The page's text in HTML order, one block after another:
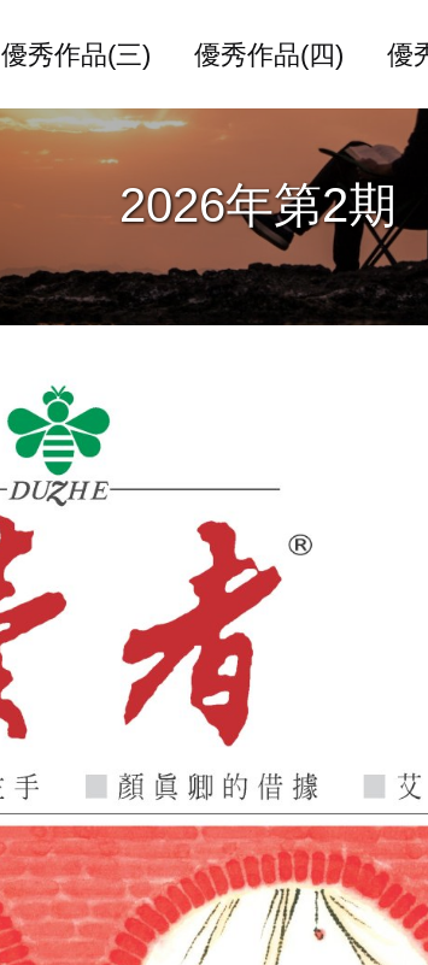
優秀作品(三) 優秀作品(四) 優
2026年第2期